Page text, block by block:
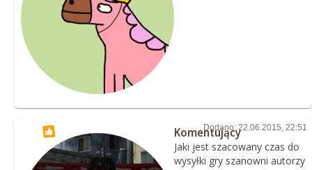
Dodano: 22.06.2015, 22:51
Komentujący
Jaki jest szacowany czas do
wysyłki gry szanowni autorzy